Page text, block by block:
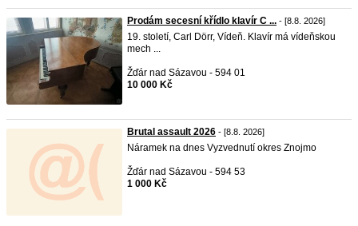
Prodám secesní křídlo klavír C ... - [8.8. 2026]
19. století, Carl Dörr, Vídeň. Klavír má vídeňskou
mech ...
Žďár nad Sázavou - 594 01
10 000 Kč
Brutal assault 2026 - [8.8. 2026]
Náramek na dnes Vyzvednutí okres Znojmo
Žďár nad Sázavou - 594 53
1 000 Kč